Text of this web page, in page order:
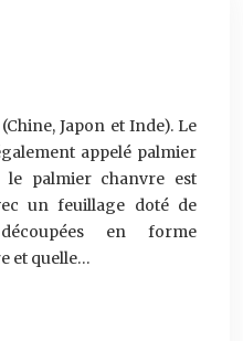
Japon et Inde). Le
appelé palmier
le palmier chanvre est
un feuillage doté de
en forme
et quelle…